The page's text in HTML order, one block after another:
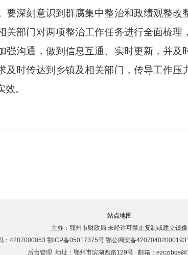
要深刻意识到群腐集中整治和政绩观整
关部门对两项整治工作任务进行全面梳理
沟通，做到信息互通、实时更新，并及
及时传达到乡镇及相关部门，传导工作压
。
站点地图
主办：鄂州市财政局 未经许可禁止复制或建立镜像
：4207000053 鄂ICP备05017375号 鄂公网安备
后台管理 地址：鄂州市滨湖西路129号 邮箱：